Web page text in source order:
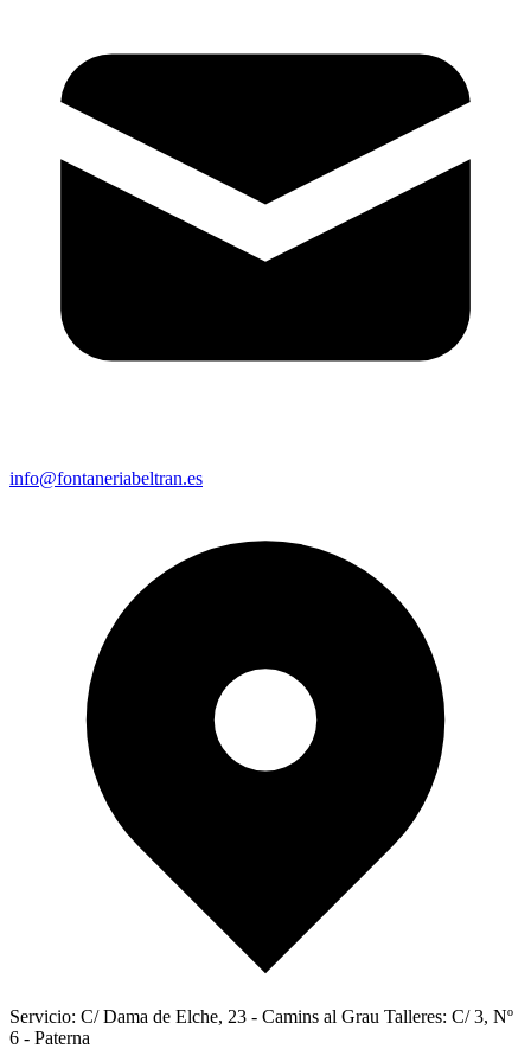
info@fontaneriabeltran.es
Servicio: C/ Dama de Elche, 23 - Camins al Grau Talleres: C/ 3, Nº
6 - Paterna